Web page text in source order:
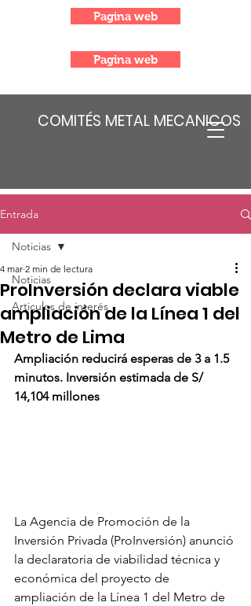
COMITÉS METAL MECANICOS
Pagina web
Pagina web
Entrada
Noticias
Articulos de interés
Noticias
ProInversión declara viable
ampliación de la Línea 1 del
Metro de Lima
4 mar 2 min de lectura
Ampliación reducirá esperas de 3 a 1.5
minutos. Inversión estimada de S/
14,104 millones
La Agencia de Promoción de la
Inversión Privada (ProInversión) anunció
la declaratoria de viabilidad técnica y
económica del proyecto de
ampliación de la Línea 1 del Metro de